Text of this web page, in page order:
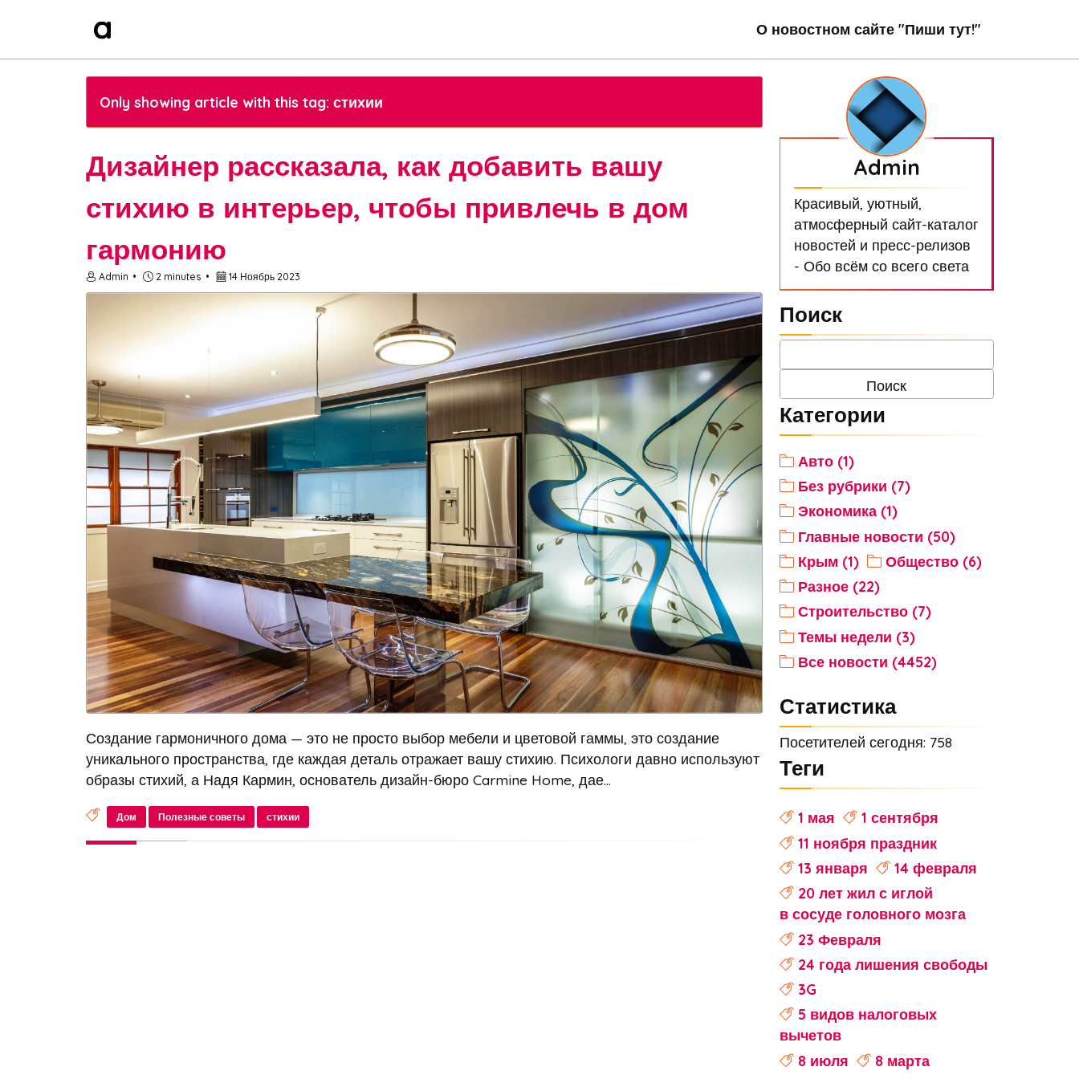
О новостном сайте "Пиши тут!"
Only showing article with this tag: стихии
Дизайнер рассказала, как добавить вашу
стихию в интерьер, чтобы привлечь в дом
гармонию
Admin 2 minutes 14 Ноябрь 2023
Создание гармоничного дома — это не просто выбор мебели и цветовой гаммы, это создание
уникального пространства, где каждая деталь отражает вашу стихию. Психологи давно используют
образы стихий, а Надя Кармин, основатель дизайн-бюро Carmine Home, дае...
Дом Полезные советы стихии
Admin
Красивый, уютный,
атмосферный сайт-каталог
новостей и пресс-релизов
- Обо всём со всего света
Поиск
Категории
Авто (1)
Без рубрики (7)
Экономика (1)
Главные новости (50)
Крым (1)
Общество (6)
Разное (22)
Строительство (7)
Темы недели (3)
Все новости (4452)
Статистика
Посетителей сегодня: 758
Теги
1 мая
1 сентября
11 ноября праздник
13 января
14 февраля
20 лет жил с иглой
в сосуде головного мозга
23 Февраля
24 года лишения свободы
3G
5 видов налоговых
вычетов
8 июля
8 марта